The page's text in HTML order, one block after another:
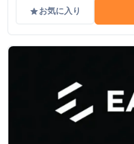
gradeお気に入り